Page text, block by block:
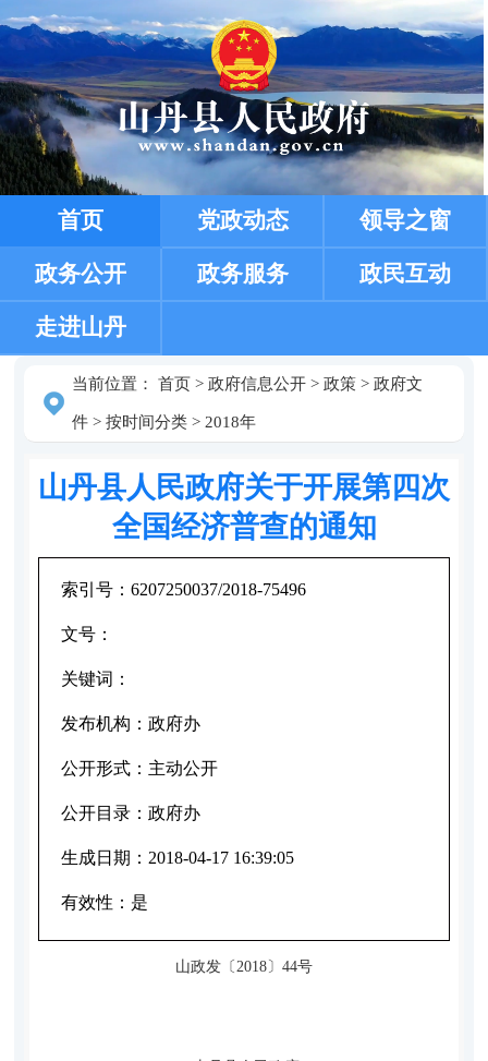
首页 党政动态 领导之窗
政务公开 政务服务 政民互动
走进山丹
当前位置： 首页> 政府信息公开> 政策> 政府文
件> 按时间分类> 2018年
山丹县人民政府关于开展第四次
全国经济普查的通知
索引号： 6207250037/2018-75496
文号：
关键词：
发布机构： 政府办
公开形式： 主动公开
公开目录： 政府办
生成日期： 2018-04-17 16:39:05
有效性： 是
山政发〔2018〕44号